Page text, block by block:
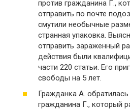
против гражданина Г.,
отправить по почте
смутили необычные
странная упаковка.
отправить зараженный
действия были
части 220 статьи. Его
свободы на 5 лет.
Гражданка А.
гражданина Г., который